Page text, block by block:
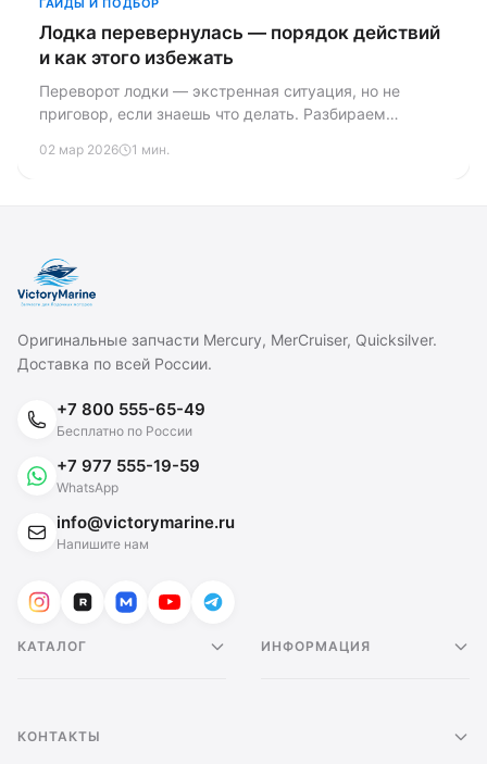
ГАЙДЫ И ПОДБОР
Лодка перевернулась — порядок действий
и как этого избежать
Переворот лодки — экстренная ситуация, но не
приговор, если знаешь что делать. Разбираем
сигнала и главное — как не допустить
02 мар 2026 1 мин.
Оригинальные запчасти Mercury, MerCruiser, Quicksilver.
Доставка по всей России.
+7 800 555-65-49
Бесплатно по России
+7 977 555-19-59
WhatsApp
info@victorymarine.ru
Напишите нам
КАТАЛОГ ИНФОРМАЦИЯ
КОНТАКТЫ